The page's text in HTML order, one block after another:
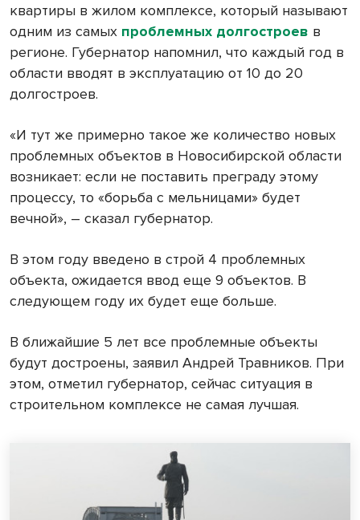
квартиры в жилом комплексе, который называют
одним из самых проблемных долгостроев в
регионе. Губернатор напомнил, что каждый год в
области вводят в эксплуатацию от 10 до 20
долгостроев.
«И тут же примерно такое же количество новых
проблемных объектов в Новосибирской области
возникает: если не поставить преграду этому
процессу, то «борьба с мельницами» будет
вечной», – сказал губернатор.
В этом году введено в строй 4 проблемных
объекта, ожидается ввод еще 9 объектов. В
следующем году их будет еще больше.
В ближайшие 5 лет все проблемные объекты
будут достроены, заявил Андрей Травников. При
этом, отметил губернатор, сейчас ситуация в
строительном комплексе не самая лучшая.